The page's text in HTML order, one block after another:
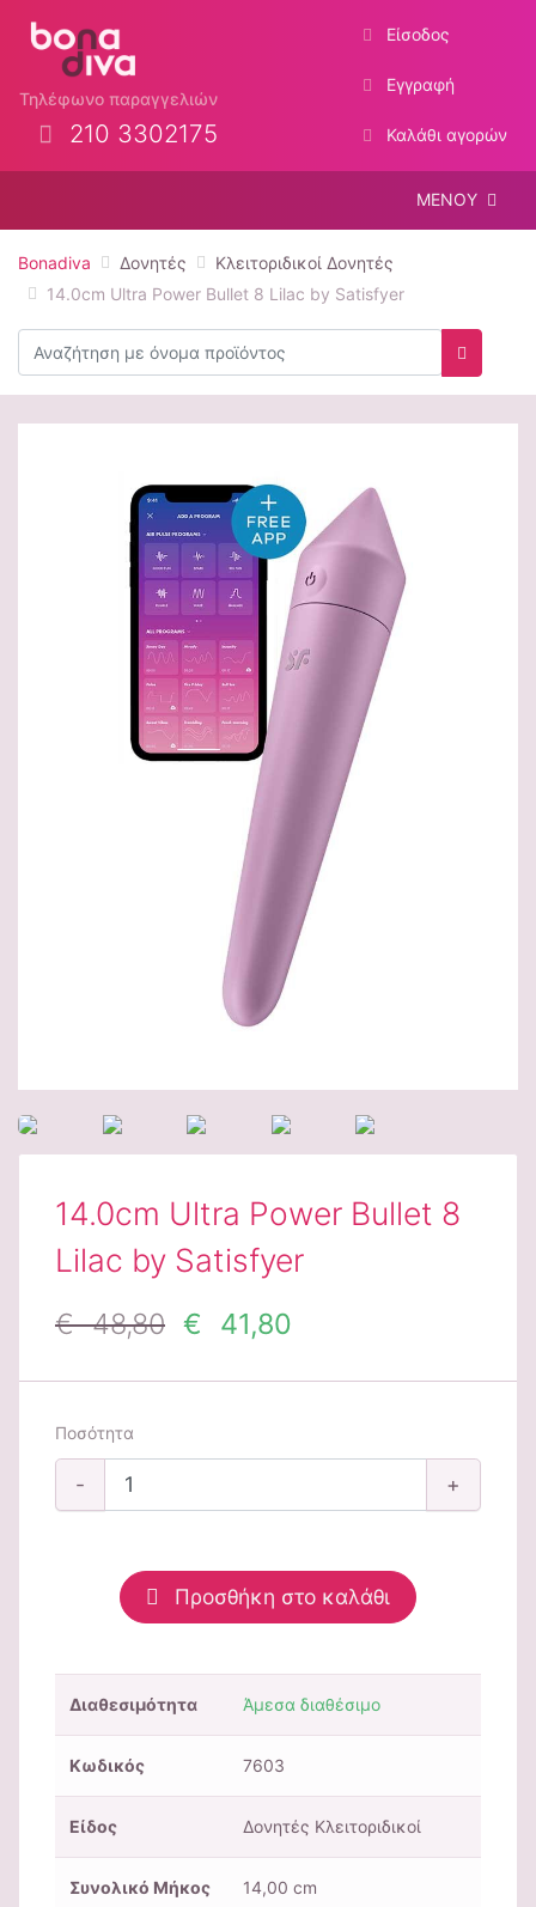
Τηλέφωνο παραγγελιών
210 3302175
Είσοδος
Εγγραφή
Καλάθι αγορών
ΜΕΝΟΥ
Bonadiva Δονητές
Κλειτοριδικοί Δονητές
14.0cm Ultra Power Bullet 8 Lilac by Satisfyer
Αναζήτηση
14.0cm Ultra Power Bullet 8
Lilac by Satisfyer
€ 48,80 € 41,80
Ποσότητα
- +
Προσθήκη στο καλάθι
Διαθεσιμότητα Άμεσα διαθέσιμο
Κωδικός 7603
Είδος Δονητές Κλειτοριδικοί
Συνολικό Μήκος 14,00 cm